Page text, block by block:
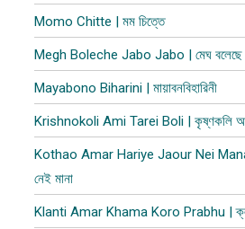
Momo Chitte | মম চিত্তে
Megh Boleche Jabo Jabo | মেঘ বলেছে
Mayabono Biharini | মায়াবনবিহারিনী
Krishnokoli Ami Tarei Boli | কৃষ্ণকলি
Kothao Amar Hariye Jaour Nei Mana |
নেই মানা
Klanti Amar Khama Koro Prabhu |